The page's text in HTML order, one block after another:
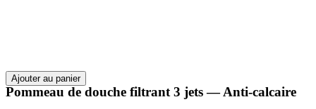
Ajouter au panier
Pommeau de douche filtrant 3 jets — Anti-calcaire